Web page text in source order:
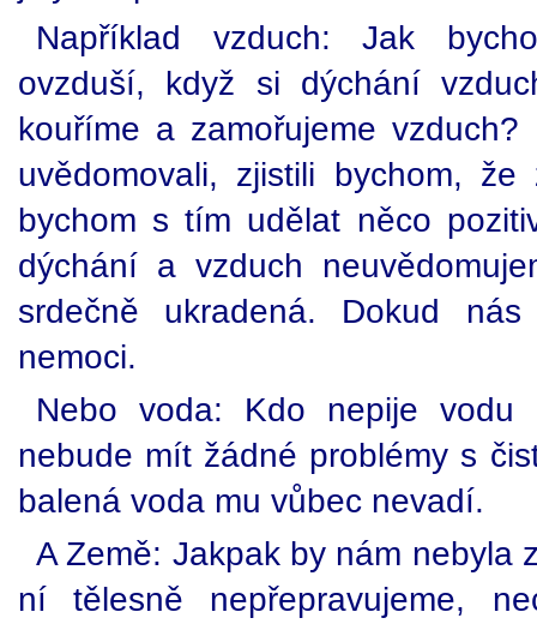
Například vzduch: Jak
ovzduší, když si dýchání
kouříme a zamořujeme
uvědomovali, zjistili bychom,
bychom s tím udělat něco
dýchání a vzduch
srdečně ukradená. Dokud
nemoci.
Nebo voda: Kdo nepije
nebude mít žádné problémy s
balená voda mu vůbec nevadí.
A Země: Jakpak by nám nebyla
ní tělesně nepřepravujeme,